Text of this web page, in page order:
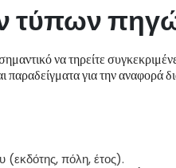
τύπων
να τηρείτε
παραδείγματα για την αναφορά
(εκδότης, πόλη, έτος).